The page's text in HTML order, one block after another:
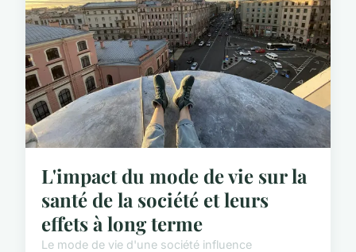
L'impact du mode de vie sur la
santé de la société et leurs
effets à long terme
Le mode de vie d'une société influence